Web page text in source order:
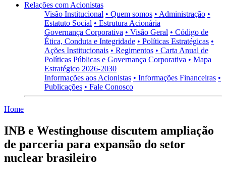
Relações com Acionistas
Visão Institucional • Quem somos • Administração •
Estatuto Social • Estrutura Acionária
Governança Corporativa • Visão Geral • Código de
Ética, Conduta e Integridade • Políticas Estratégicas •
Ações Institucionais • Regimentos • Carta Anual de
Políticas Públicas e Governança Corporativa • Mapa
Estratégico 2026-2030
Informações aos Acionistas • Informações Financeiras •
Publicações • Fale Conosco
Home
INB e Westinghouse discutem ampliação
de parceria para expansão do setor
nuclear brasileiro